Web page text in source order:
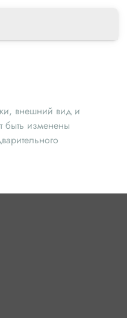
внешний вид и
быть изменены